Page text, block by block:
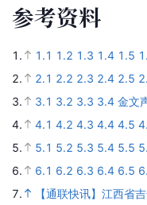
参考资料
1. 1.1 1.2 1.3 1.4 1.5
2.
2.1 2.2 2.3 2.4 2.5
3.
3.1 3.2 3.3 3.4 金文
4.
4.1 4.2 4.3 4.4 4.5
5.
5.1 5.2 5.3 5.4 5.5
6.
6.1 6.2 6.3 6.4 6.5
7.
【通联快讯】江西省